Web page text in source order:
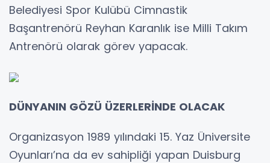
Belediyesi Spor Kulübü Cimnastik
Başantrenörü Reyhan Karanlık ise Milli Takım
Antrenörü olarak görev yapacak.
DÜNYANIN GÖZÜ ÜZERLERİNDE OLACAK
Organizasyon 1989 yılındaki 15. Yaz Üniversite
Oyunları’na da ev sahipliği yapan Duisburg